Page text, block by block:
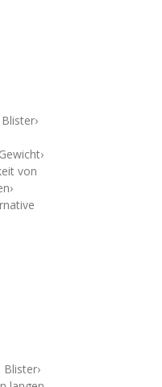
von